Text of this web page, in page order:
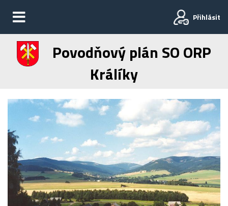
Přihlásit
Povodňový plán SO ORP
Králíky